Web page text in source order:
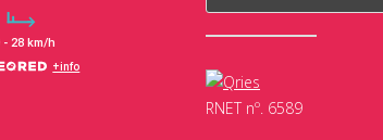
RNET nº. 6589